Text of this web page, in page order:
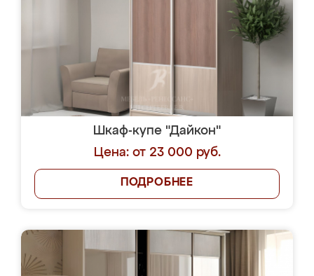
Шкаф-купе "Дайкон"
Цена: от 23 000 руб.
ПОДРОБНЕЕ